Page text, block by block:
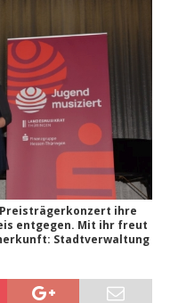
ihre
entgegen. Mit ihr freut
Stadtverwaltung